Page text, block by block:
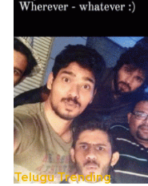
Telugu Trending